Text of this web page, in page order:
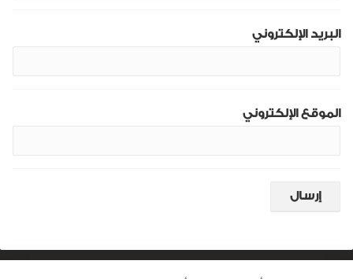
البريد الإلكتروني
الموقع الإلكتروني